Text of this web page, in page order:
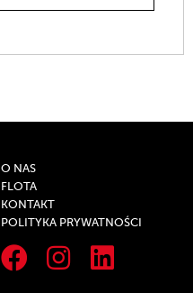
O NAS
FLOTA
KONTAKT
POLITYKA PRYWATNOŚCI